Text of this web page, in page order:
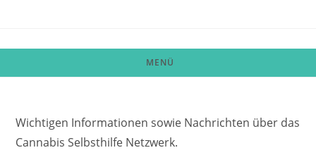
MENÜ
Wichtigen Informationen sowie Nachrichten über das
Cannabis Selbsthilfe Netzwerk.